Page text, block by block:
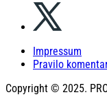
Impressum
Pravilo
Copyright © 2025.